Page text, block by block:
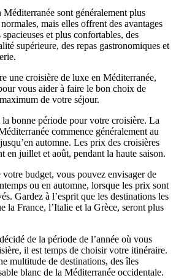
sont généralement plus
mais elles offrent des avantages
et plus confortables, des
supérieure, des repas gastronomiques et
une croisière de luxe en Méditerranée,
vous aider à faire le bon choix de
de votre séjour.
la bonne période pour votre croisière. La
commence généralement au
automne. Les prix des croisières
en juillet et août, pendant la haute saison.
votre budget, vous pouvez envisager de
ou en automne, lorsque les prix sont
Gardez à l’esprit que les destinations les
la France, l’Italie et la Grèce, seront plus
de la période de l’année où vous
il est temps de choisir votre itinéraire.
multitude de destinations, des îles
blanc de la Méditerranée occidentale.